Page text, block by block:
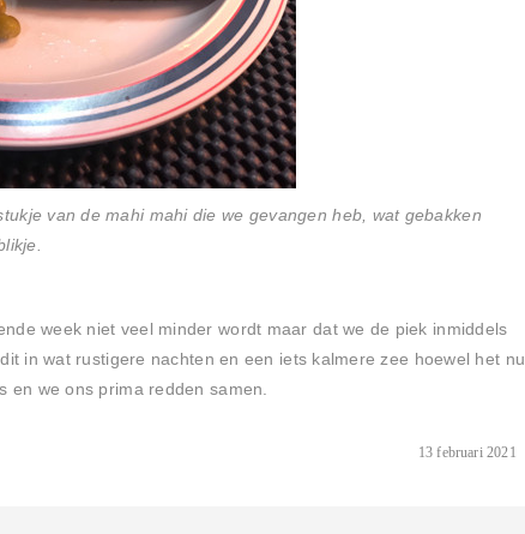
13 februari 2021
van de mahi mahi die we gevangen heb, wat gebakken
week niet veel minder wordt maar dat we de piek inmiddels
in wat rustigere nachten en een iets kalmere zee hoewel het nu
en we ons prima redden samen.